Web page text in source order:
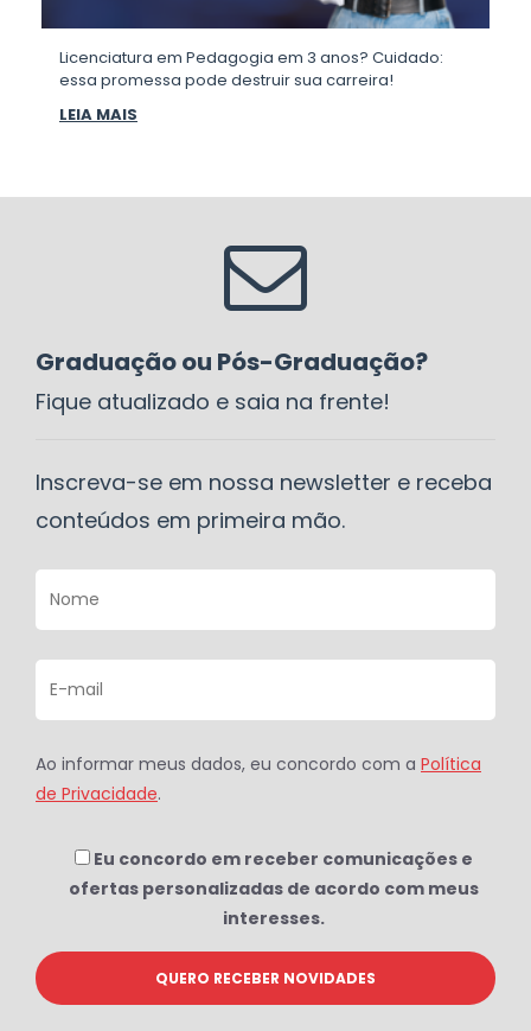
Licenciatura em Pedagogia em 3 anos? Cuidado:
essa promessa pode destruir sua carreira!
LEIA MAIS
Graduação ou Pós-Graduação?
Fique atualizado e saia na frente!
Inscreva-se em nossa newsletter e receba
conteúdos em primeira mão.
Ao informar meus dados, eu concordo com a Política
de Privacidade.
Eu concordo em receber comunicações e
ofertas personalizadas de acordo com meus
interesses.